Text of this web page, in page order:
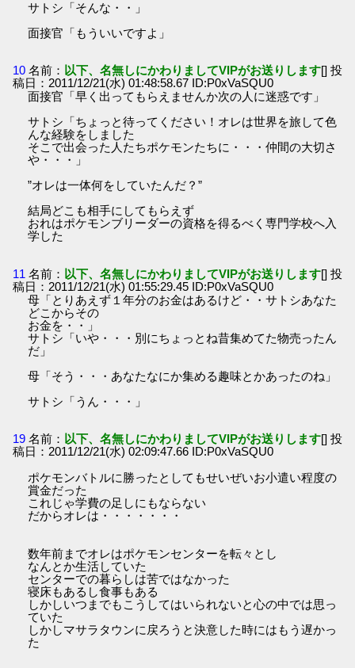
サトシ「そんな・・」
面接官「もういいですよ」
10 名前： 以下、名無しにかわりましてVIPがお送りします[] 投
稿日：2011/12/21(水) 01:48:58.67 ID:P0xVaSQU0
面接官「早く出ってもらえませんか次の人に迷惑です」
サトシ「ちょっと待ってください！オレは世界を旅して色
んな経験をしました
そこで出会った人たちポケモンたちに・・・仲間の大切さ
や・・・」
”オレは一体何をしていたんだ？”
結局どこも相手にしてもらえず
おれはポケモンブリーダーの資格を得るべく専門学校へ入
学した
11 名前： 以下、名無しにかわりましてVIPがお送りします[] 投
稿日：2011/12/21(水) 01:55:29.45 ID:P0xVaSQU0
母「とりあえず１年分のお金はあるけど・・サトシあなた
どこからその
お金を・・」
サトシ「いや・・・別にちょっとね昔集めてた物売ったん
だ」
母「そう・・・あなたなにか集める趣味とかあったのね」
サトシ「うん・・・」
19 名前： 以下、名無しにかわりましてVIPがお送りします[] 投
稿日：2011/12/21(水) 02:09:47.66 ID:P0xVaSQU0
ポケモンバトルに勝ったとしてもせいぜいお小遣い程度の
賞金だった
これじゃ学費の足しにもならない
だからオレは・・・・・・・
数年前までオレはポケモンセンターを転々とし
なんとか生活していた
センターでの暮らしは苦ではなかった
寝床もあるし食事もある
しかしいつまでもこうしてはいられないと心の中では思っ
ていた
しかしマサラタウンに戻ろうと決意した時にはもう遅かっ
た